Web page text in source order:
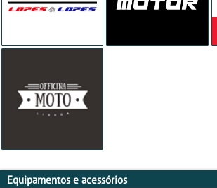
Equipamentos e acessórios